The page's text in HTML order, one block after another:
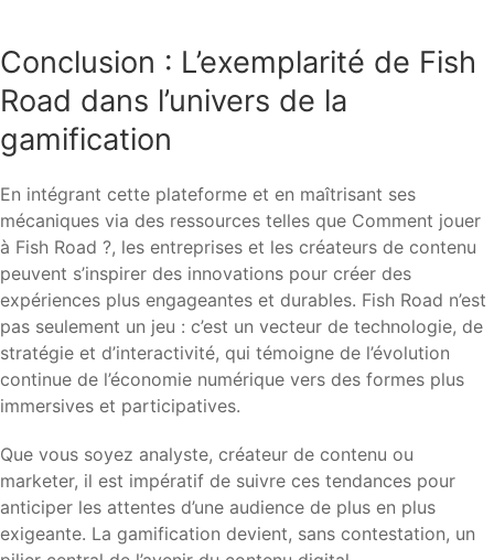
Conclusion : L’exemplarité de Fish
Road dans l’univers de la
gamification
En intégrant cette plateforme et en maîtrisant ses
mécaniques via des ressources telles que Comment jouer
à Fish Road ?, les entreprises et les créateurs de contenu
peuvent s’inspirer des innovations pour créer des
expériences plus engageantes et durables. Fish Road n’est
pas seulement un jeu : c’est un vecteur de technologie, de
stratégie et d’interactivité, qui témoigne de l’évolution
continue de l’économie numérique vers des formes plus
immersives et participatives.
Que vous soyez analyste, créateur de contenu ou
marketer, il est impératif de suivre ces tendances pour
anticiper les attentes d’une audience de plus en plus
exigeante. La gamification devient, sans contestation, un